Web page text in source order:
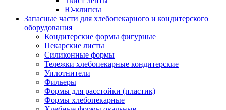
Ю-клипсы
Запасные части для хлебопекарного и кондитерского
оборудования
Кондитерские формы фигурные
Пекарские листы
Силиконные формы
Тележки хлебопекарные кондитерские
Уплотнители
Фильеры
Формы для расстойки (пластик)
Формы хлебопекарные